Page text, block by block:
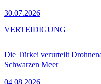
30.07.2026
Die Türkei verurteilt
Schwarzen Meer
04.08.2026
VERTEIDIGUNG